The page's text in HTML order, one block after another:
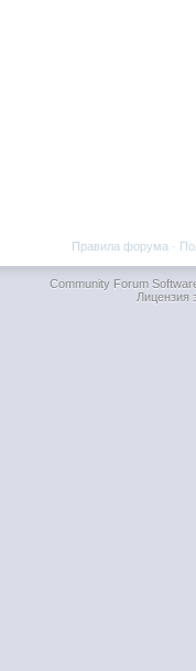
Правила форума ·
Community Forum
Лицензия